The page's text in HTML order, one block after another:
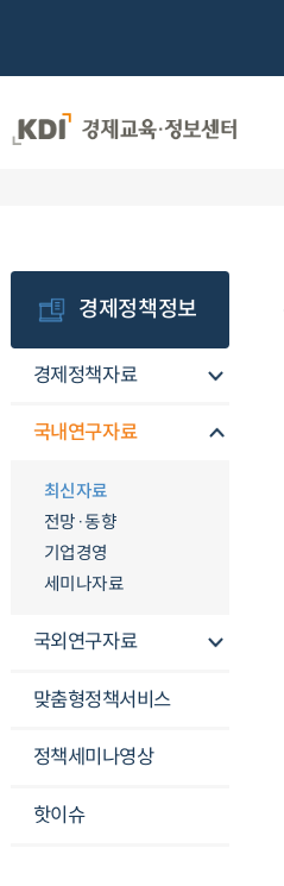
경제정책정보
경제정책자료
국내연구자료
최신자료
전망·동향
기업경영
세미나자료
국외연구자료
맞춤형정책서비스
정책세미나영상
핫이슈